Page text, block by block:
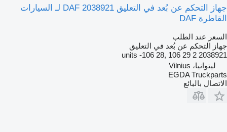
جهاز التحكم عن بُعد في التعليق DAF 2038921 لـ السيارات
القاطرة DAF
السعر عند الطلب
جهاز التحكم عن بُعد في التعليق
2038921 2 units -106 28, 106 29
ليتوانيا، Vilnius
EGDA Truckparts
الاتصال بالبائع